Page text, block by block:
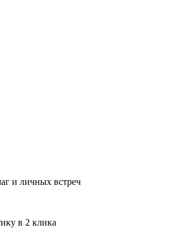
и личных встреч
в 2 клика